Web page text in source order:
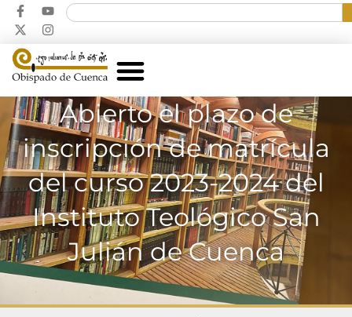
Abierto el plazo de
inscripción de matrícula
del curso 2023-2024 del
Instituto Teológico San
Julián de Cuenca